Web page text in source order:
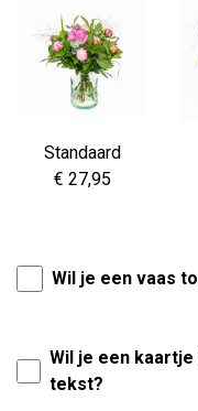
Standaard
€ 27,95
Wil je een vaas
Wil je een
tekst?